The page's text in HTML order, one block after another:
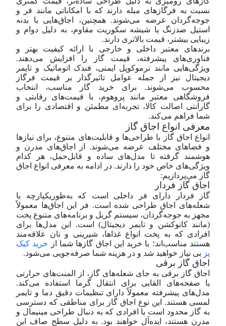
نسبت به فرگازهای مبله دارند که با امکاناتی مانند فر و
جوجه‌گردان عرضه می‌شوند. همچنین، اجاق‌هایی با بدنه
استیل ضد‌زنگ یا شیشه سکوریت مقاوم، به دلیل دوام و
زیبایی بیشتر، قیمت بالاتری دارند.
برندهای معتبر داخلی و خارجی با ارائه کیفیت بهتر و
فناوری‌های پیشرفته، قیمت گاز را افزایش می‌دهند.
ویژگی‌هایی مانند ترموکوپل ایمنی، فندک اتوماتیک و تایمر
دیجیتال نیز از جمله عوامل تاثیرگذار بر قیمت فرگاز
محسوب می‌شوند. برای خرید گاز مناسب، انتخاب
فروشگاهی معتبر مانند پروهوم، با قیمت‌های رقابتی و
گارانتی اصالت کالا، تجربه‌ای مطمئن و اقتصادی را برای
شما فراهم می‌کند.
معرفی انواع اجاق گاز
انواع اجاق گاز با طراحی‌ها و قابلیت‌های متنوع، برای نیازها
و فضاهای مختلف عرضه می‌شوند. از اجاق‌های مدرن و
هوشمند گرفته تا مدل‌های ساده و قابل‌حمل، هر کدام
ویژگی‌های خاص خود را دارند. در ادامه به معرفی انواع اجاق
گاز می‌پردازیم:
اجاق گاز فردار
گاز فردار دارای فر داخلی است که به‌طور‌یکپارچه با
شعله‌های اجاق طراحی شده است. فر این اجاق‌ها معمولاً
مجهز به جوجه‌گردان، سیستم گریل و برنامه‌های متنوع پخت
(مانند کانوکشن و تایمر دیجیتال) است. این مدل‌ها برای
افرادی که به پخت انواع غذاها، شیرینی و نان علاقه‌مند
هستند مناسب‌اند؛ با خرید این اجاق گاز‌ها شما از خرید کیک
پز بی نیاز خواهید شد و در هزینه شما صرفه‌جویی می‌شود.
اجاق گاز برقی
اجاق گاز برقی به جای شعله‌های گاز، از المنت‌های حرارتی
یا صفحه‌های القایی برای انتقال گرما استفاده می‌کند.
مدل‌های پیشرفته معمولاً دارای تنظیمات دقیق دما و تایمر
لمسی هستند. این نوع اجاق گاز برای مناطقی که دسترسی
به گاز محدود است یا افرادی که به دنبال طراحی مینیمال و
مدرن هستند، ایده‌آل خواهند بود. به دلیل سطح صاف این